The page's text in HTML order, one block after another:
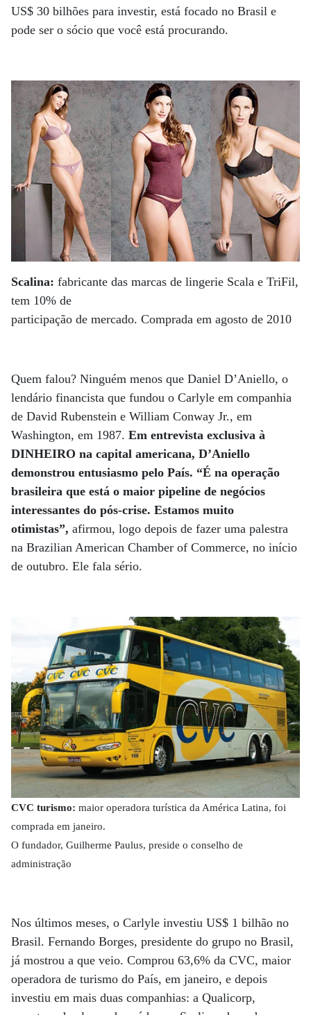
US$ 30 bilhões para investir, está focado no Brasil e
pode ser o sócio que você está procurando.
Scalina: fabricante das marcas de lingerie Scala e TriFil,
tem 10% de
participação de mercado. Comprada em agosto de 2010
Quem falou? Ninguém menos que Daniel D’Aniello, o
lendário financista que fundou o Carlyle em companhia
de David Rubenstein e William Conway Jr., em
Washington, em 1987. Em entrevista exclusiva à
DINHEIRO na capital americana, D’Aniello
demonstrou entusiasmo pelo País. “É na operação
brasileira que está o maior pipeline de negócios
interessantes do pós-crise. Estamos muito
otimistas”, afirmou, logo depois de fazer uma palestra
na Brazilian American Chamber of Commerce, no início
de outubro. Ele fala sério.
CVC turismo: maior operadora turística da América Latina, foi
comprada em janeiro.
O fundador, Guilherme Paulus, preside o conselho de
administração
Nos últimos meses, o Carlyle investiu US$ 1 bilhão no
Brasil. Fernando Borges, presidente do grupo no Brasil,
já mostrou a que veio. Comprou 63,6% da CVC, maior
operadora de turismo do País, em janeiro, e depois
investiu em mais duas companhias: a Qualicorp,